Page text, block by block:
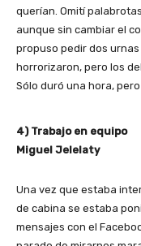
querían. Omití
aunque sin cambiar el
propuso pedir dos
horrorizaron, pero los
Sólo duró una hora,
4) Trabajo en equipo
Miguel Jelelaty
Una vez que estaba
de cabina se estaba
mensajes con el